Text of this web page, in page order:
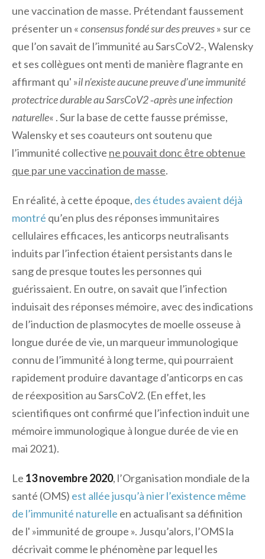
une vaccination de masse. Prétendant faussement
présenter un «consensus fondé sur des preuves» sur ce
que l’on savait de l’immunité au SarsCoV2‑, Walensky
et ses collègues ont menti de manière flagrante en
affirmant qu' »il n’existe aucune preuve d’une immunité
protectrice durable au SarsCoV2 ‑après une infection
naturelle« . Sur la base de cette fausse prémisse,
Walensky et ses coauteurs ont soutenu que
l’immunité collective ne pouvait donc être obtenue
que par une vaccination de masse.
En réalité, à cette époque, des études avaient déjà
montré qu’en plus des réponses immunitaires
cellulaires efficaces, les anticorps neutralisants
induits par l’infection étaient persistants dans le
sang de presque toutes les personnes qui
guérissaient. En outre, on savait que l’infection
induisait des réponses mémoire, avec des indications
de l’induction de plasmocytes de moelle osseuse à
longue durée de vie, un marqueur immunologique
connu de l’immunité à long terme, qui pourraient
rapidement produire davantage d’anticorps en cas
de réexposition au SarsCoV2. (En effet, les
scientifiques ont confirmé que l’infection induit une
mémoire immunologique à longue durée de vie en
mai 2021).
Le 13 novembre 2020, l’Organisation mondiale de la
santé (OMS) est allée jusqu’à nier l’existence même
de l’immunité naturelle en actualisant sa définition
de l' »immunité de groupe ». Jusqu’alors, l’OMS la
décrivait comme le phénomène par lequel les